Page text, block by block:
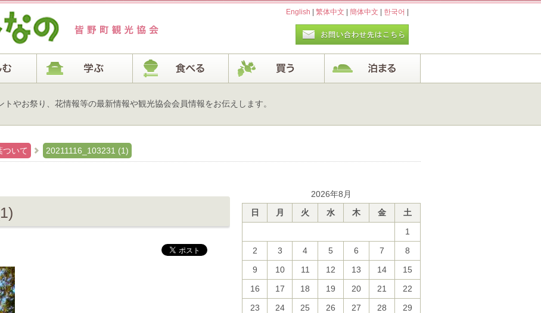
English 繁体中文 簡体中文 한국어
トやお祭り、花情報等の最新情報や観光協会会員情報をお伝えします。
ついて 20211116_103231 (1)
2026年8月
日
月 火 水 木 金
土
1
2
3 4 5 6 7
8
9
10 11 12 13 14
15
16
17 18 19 20 21
22
23
24 25 26 27 28
29